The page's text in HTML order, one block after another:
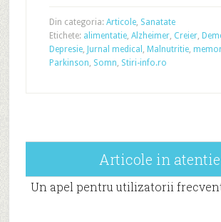
Din categoria: Articole, Sanatate
Etichete: alimentatie, Alzheimer, Creier,
Depresie, Jurnal medical , Malnutritie,
Parkinson, Somn, Stiri-info.ro
Articole in atentie
Un apel pentru utilizatorii